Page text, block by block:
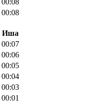
00:08
00:08
Иша
00:07
00:06
00:05
00:04
00:03
00:01